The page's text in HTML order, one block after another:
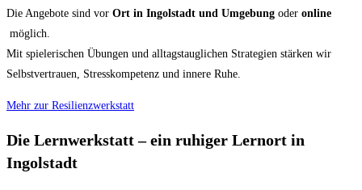
Die Angebote sind vor Ort in Ingolstadt und Umgebung oder online
möglich.
Mit spielerischen Übungen und alltagstauglichen Strategien stärken wir
Selbstvertrauen, Stresskompetenz und innere Ruhe.
Mehr zur Resilienzwerkstatt
Die Lernwerkstatt – ein ruhiger Lernort in
Ingolstadt